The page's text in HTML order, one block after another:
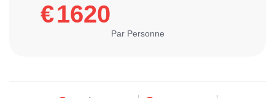
€1620
Par Personne